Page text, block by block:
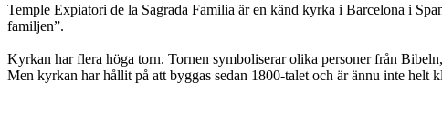
Temple Expiatori de la Sagrada Familia är en känd kyrka i Barcelona i
familjen”.
Kyrkan har flera höga torn. Tornen symboliserar olika personer från
Men kyrkan har hållit på att byggas sedan 1800-talet och är ännu inte helt